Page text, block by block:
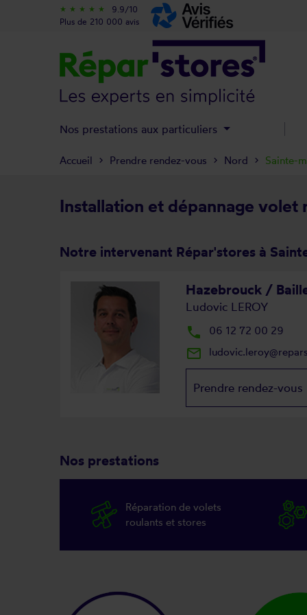
Installation et dépannage volet
Notre intervenant Répar'stores à
Hazebrouck /
Ludovic LEROY
local_phone 06 12 72 00 29
mail_outline
Prendre rendez-vous
Nos prestations
Réparation de volets
roulants et stores
Accueil Prendre rendez-vous Nord Sainte-
star_rate star_rate star_rate star_rate star_rate
9.9/10
Plus de 210 000 avis
Nos prestations aux particuliers